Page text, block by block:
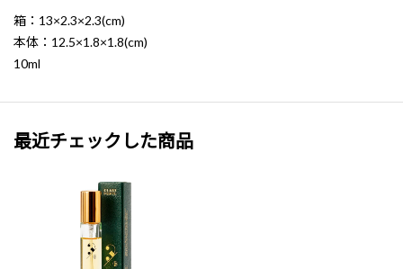
箱：13×2.3×2.3(cm)
本体：12.5×1.8×1.8(cm)
10ml
最近チェックした商品